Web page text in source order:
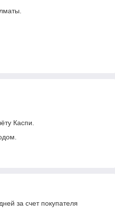
Каспи.
за счет покупателя